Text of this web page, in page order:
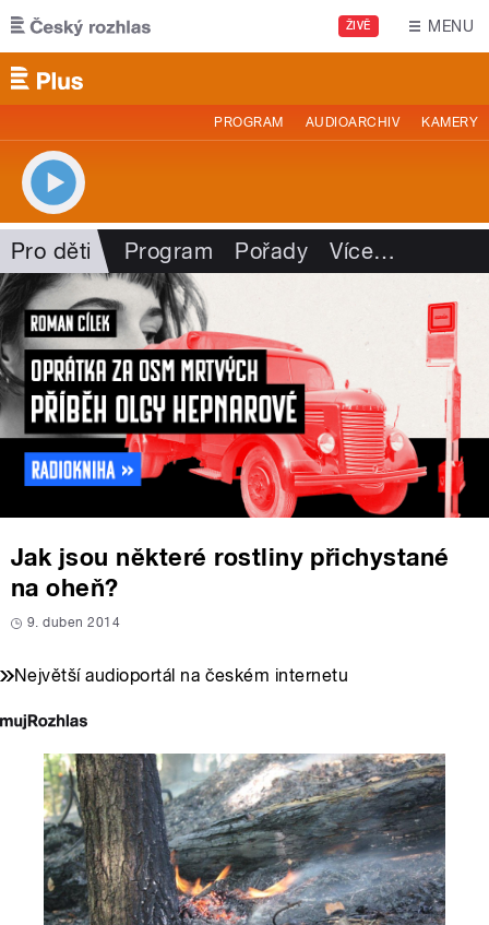
Přejít k hlavnímu obsahu
ŽIVĚ MENU
PROGRAM AUDIOARCHIV KAMERY
Pro děti Program Pořady Více…
Jak jsou některé rostliny přichystané
na oheň?
9. duben 2014
Největší audioportál na českém internetu